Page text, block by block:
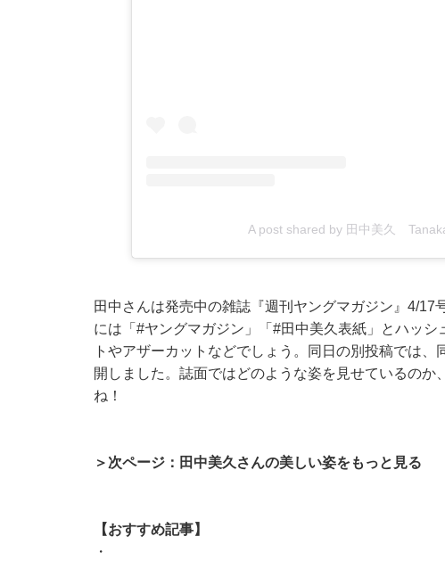
A post shared by 田中美久
田中さんは発売中の雑誌『週刊ヤングマガジン』4/
には「#ヤングマガジン」「#田中美久表紙」とハッ
トやアザーカットなどでしょう。同日の別投稿では
開しました。誌面ではどのような姿を見せているの
ね！
＞次ページ：田中美久さんの美しい姿をもっと見る
【おすすめ記事】
・